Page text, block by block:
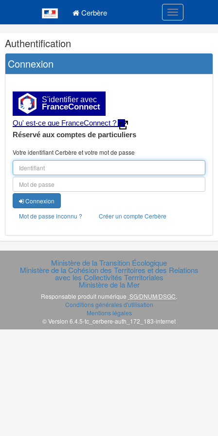
Cerbère Toggle
Navigation
et
outils
annexes
Authentification
Connexion
S'identifier avec
FranceConnect
Qu' est-ce que FranceConnect ?
Réservé aux comptes de particuliers
Votre identifiant Cerbère et votre mot de passe
Connexion
Mot de passe inconnu ?
Créer un compte Cerbère
Ministère de la Transition Écologique
Ministère de la Cohésion des Territoires et des Relations
avec les Collectivités Terrritoriales
Ministère de la Mer
Responsable produit numérique SG/DNUM/DSGC.
Conditions générales d'utilisation
Mentions légales
© Version 6.4.5-tc_cerbere-auth_172_183-internet